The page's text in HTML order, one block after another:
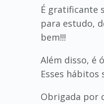
É gratificante
para estudo,
bem!!!
Além disso, é
Esses
Obrigada por